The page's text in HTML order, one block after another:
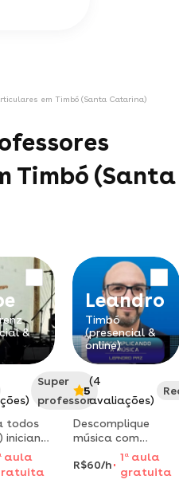
em Timbó (Santa Catarina)
Timbó (Santa
&
Super
professor
todos
iniciante
quer
sempre
aula
Leandro
Timbó
(presencial &
online)
5
(4
avaliações)
Descomplique
música com
leandropaz
através das cifras,
do zero ao infinito
R$60/h
1 aaula
gratuita